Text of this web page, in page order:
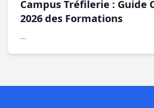
Campus Tréfilerie : Guide
2026 des Formations
...